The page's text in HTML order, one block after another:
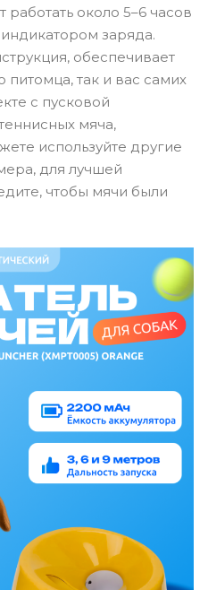
около 5–6 часов
заряда.
обеспечивает
питомца, так и вас самих
с пусковой
мяча,
используйте другие
для лучшей
чтобы мячи были